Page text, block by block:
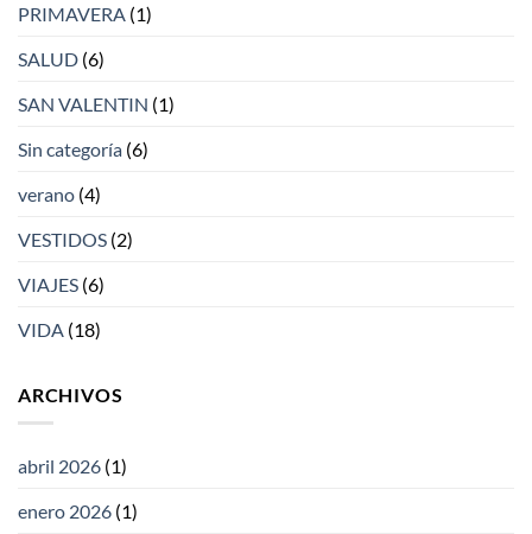
PRIMAVERA (1)
SALUD (6)
SAN VALENTIN (1)
Sin categoría (6)
verano (4)
VESTIDOS (2)
VIAJES (6)
VIDA (18)
ARCHIVOS
abril 2026 (1)
enero 2026 (1)